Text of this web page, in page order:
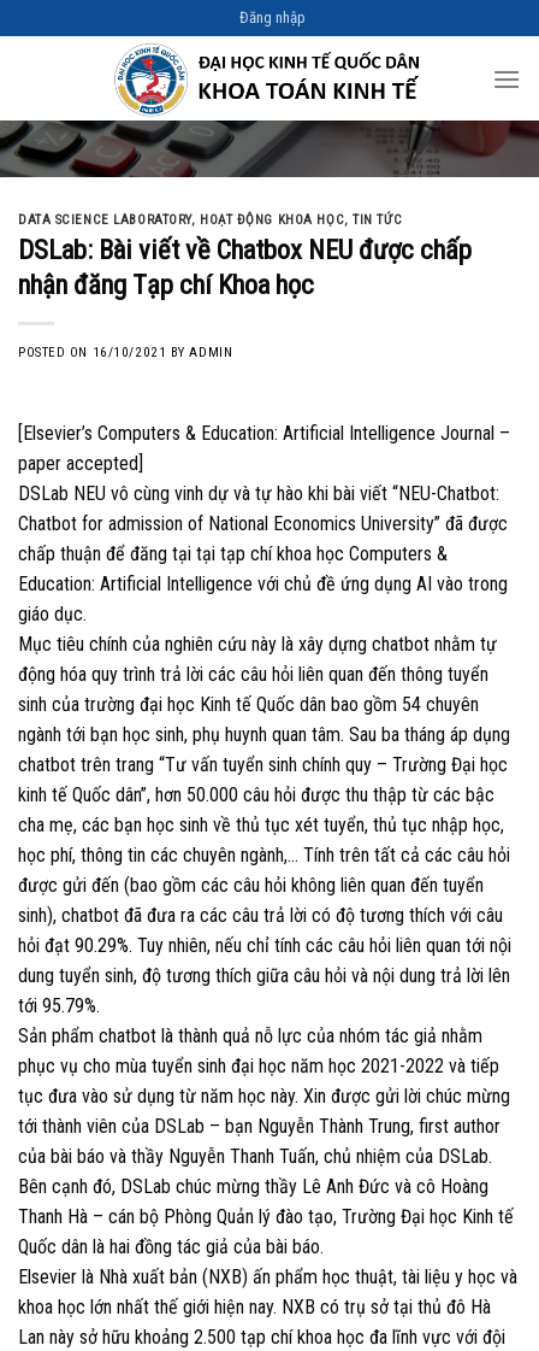
to
Đăng nhập
DATA SCIENCE LABORATORY, HOẠT ĐỘNG KHOA HỌC,TIN TỨC
DSLab: Bài viết về Chatbox NEU được chấp
nhận đăng Tạp chí Khoa học
POSTED ON 16/10/2021 BYADMIN
[Elsevier’s Computers & Education: Artificial Intelligence Journal –
paper accepted]
DSLab NEU vô cùng vinh dự và tự hào khi bài viết “NEU-Chatbot:
Chatbot for admission of National Economics University” đã được
chấp thuận để đăng tại tại tạp chí khoa học Computers &
Education: Artificial Intelligence với chủ đề ứng dụng AI vào trong
giáo dục.
Mục tiêu chính của nghiên cứu này là xây dựng chatbot nhằm tự
động hóa quy trình trả lời các câu hỏi liên quan đến thông tuyển
sinh của trường đại học Kinh tế Quốc dân bao gồm 54 chuyên
ngành tới bạn học sinh, phụ huynh quan tâm. Sau ba tháng áp dụng
chatbot trên trang “Tư vấn tuyển sinh chính quy – Trường Đại học
kinh tế Quốc dân”, hơn 50.000 câu hỏi được thu thập từ các bậc
cha mẹ, các bạn học sinh về thủ tục xét tuyển, thủ tục nhập học,
học phí, thông tin các chuyên ngành,… Tính trên tất cả các câu hỏi
được gửi đến (bao gồm các câu hỏi không liên quan đến tuyển
sinh), chatbot đã đưa ra các câu trả lời có độ tương thích với câu
hỏi đạt 90.29%. Tuy nhiên, nếu chỉ tính các câu hỏi liên quan tới nội
dung tuyển sinh, độ tương thích giữa câu hỏi và nội dung trả lời lên
tới 95.79%.
Sản phẩm chatbot là thành quả nỗ lực của nhóm tác giả nhằm
phục vụ cho mùa tuyển sinh đại học năm học 2021-2022 và tiếp
tục đưa vào sử dụng từ năm học này. Xin được gửi lời chúc mừng
tới thành viên của DSLab – bạn Nguyễn Thành Trung, first author
của bài báo và thầy Nguyễn Thanh Tuấn, chủ nhiệm của DSLab.
Bên cạnh đó, DSLab chúc mừng thầy Lê Anh Đức và cô Hoàng
Thanh Hà – cán bộ Phòng Quản lý đào tạo, Trường Đại học Kinh tế
Quốc dân là hai đồng tác giả của bài báo.
​​Elsevier là Nhà xuất bản (NXB) ấn phẩm học thuật, tài liệu y học và
khoa học lớn nhất thế giới hiện nay. NXB có trụ sở tại thủ đô Hà
Lan này sở hữu khoảng 2.500 tạp chí khoa học đa lĩnh vực với đội